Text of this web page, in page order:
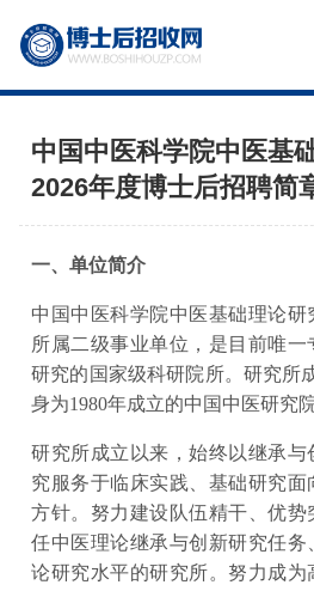
中国中医科学院中医基
2026年度博士后招聘简
一、单位简介
中国中医科学院中医基础理论
所属二级事业单位，是目前唯
研究的国家级科研院所。研究所
身为1980年成立的中国中医研究
研究所成立以来，始终以继承
究服务于临床实践、基础研究
方针。努力建设队伍精干、优势
任中医理论继承与创新研究任务
论研究水平的研究所。努力成为